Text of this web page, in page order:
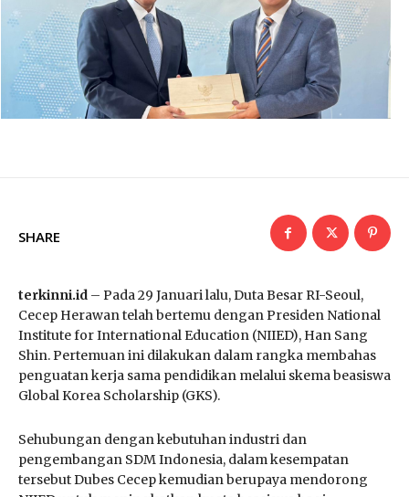
SHARE
terkinni.id – Pada 29 Januari lalu, Duta Besar RI-Seoul,
Cecep Herawan telah bertemu dengan Presiden National
Institute for International Education (NIIED), Han Sang
Shin. Pertemuan ini dilakukan dalam rangka membahas
penguatan kerja sama pendidikan melalui skema beasiswa
Global Korea Scholarship (GKS).
Sehubungan dengan kebutuhan industri dan
pengembangan SDM Indonesia, dalam kesempatan
tersebut Dubes Cecep kemudian berupaya mendorong